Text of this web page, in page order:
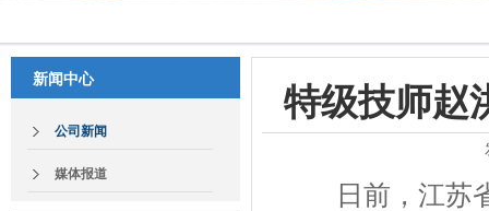
新闻中心
公司新闻
媒体报道
特级技师赵
日前，江苏